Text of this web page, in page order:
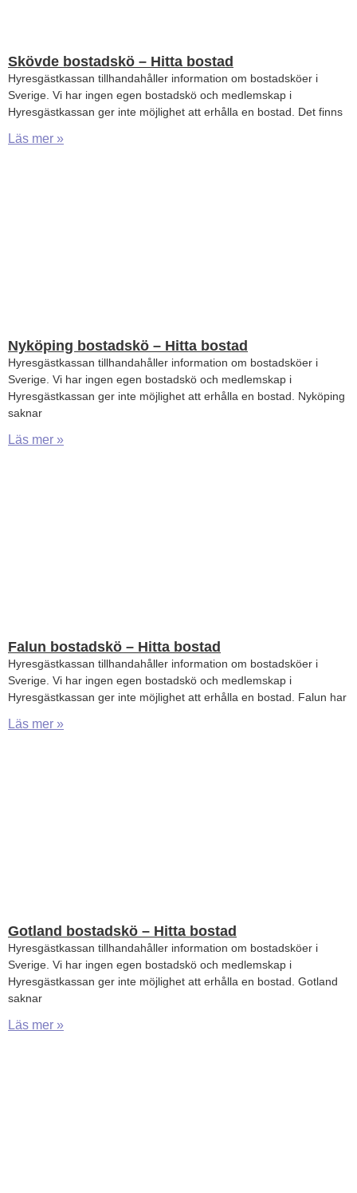
Skövde bostadskö – Hitta bostad
Hyresgästkassan tillhandahåller information om bostadsköer i
Sverige. Vi har ingen egen bostadskö och medlemskap i
Hyresgästkassan ger inte möjlighet att erhålla en bostad. Det finns
Läs mer »
Nyköping bostadskö – Hitta bostad
Hyresgästkassan tillhandahåller information om bostadsköer i
Sverige. Vi har ingen egen bostadskö och medlemskap i
Hyresgästkassan ger inte möjlighet att erhålla en bostad. Nyköping
saknar
Läs mer »
Falun bostadskö – Hitta bostad
Hyresgästkassan tillhandahåller information om bostadsköer i
Sverige. Vi har ingen egen bostadskö och medlemskap i
Hyresgästkassan ger inte möjlighet att erhålla en bostad. Falun har
Läs mer »
Gotland bostadskö – Hitta bostad
Hyresgästkassan tillhandahåller information om bostadsköer i
Sverige. Vi har ingen egen bostadskö och medlemskap i
Hyresgästkassan ger inte möjlighet att erhålla en bostad. Gotland
saknar
Läs mer »